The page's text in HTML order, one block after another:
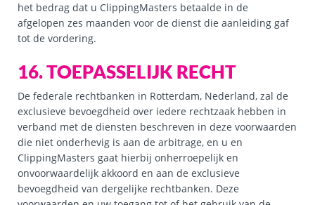
het bedrag dat u ClippingMasters betaalde in de
afgelopen zes maanden voor de dienst die aanleiding gaf
tot de vordering.
16. TOEPASSELIJK RECHT
De federale rechtbanken in Rotterdam, Nederland, zal de
exclusieve bevoegdheid over iedere rechtzaak hebben in
verband met de diensten beschreven in deze voorwaarden
die niet onderhevig is aan de arbitrage, en u en
ClippingMasters gaat hierbij onherroepelijk en
onvoorwaardelijk akkoord en aan de exclusieve
bevoegdheid van dergelijke rechtbanken. Deze